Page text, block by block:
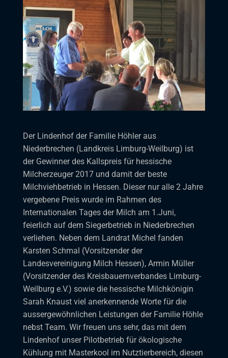
Der Lindenhof der Familie Höhler aus
Niederbrechen (Landkreis Limburg-Weilburg) ist
der Gewinner des Kallspreis für hessische
Milcherzeuger 2017 und damit der beste
Milchviehbetrieb in Hessen. Dieser nur alle 2 Jahre
vergebene Preis wurde im Rahmen des
Internationalen Tages der Milch am 1.Juni,
feierlich auf dem Siegerbetrieb in Niederbrechen
verliehen. Neben dem Landrat Michel fanden
Karsten Schmal (Vorsitzender der
Landesvereinigung Milch Hessen), Armin Müller
(Vorsitzender des Kreisbauernverbandes Limburg-
Weilburg e.V.) sowie die hessische Milchkönigin
Sarah Knaust viel anerkennende Worte für die
aussergewöhnlichen Leistungen der Familie Höhle
nebst Team. Wir freuen uns sehr, das mit dem
Lindenhof unser Pilotbetrieb für ökologische
Kühlung mit Masterkool im Nutztierbereich, diesen